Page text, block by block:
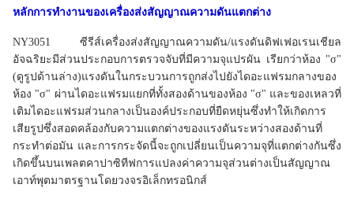
หลักการทำงานของเครื่องส่งสัญญาณความดันแตกต่าง
NY3051 ซีรีส์เครื่องส่งสัญญาณความดัน/แรงดันดิฟเฟอเรนเชียล
อัจฉริยะมีส่วนประกอบการตรวจจับที่มีความจุแปรผัน เรียกว่าห้อง "σ"
(ดูรูปด้านล่าง)แรงดันในกระบวนการถูกส่งไปยังไดอะแฟรมกลางของ
ห้อง "σ" ผ่านไดอะแฟรมแยกที่ทั้งสองด้านของห้อง "σ" และของเหลวที่
เติมไดอะแฟรมส่วนกลางเป็นองค์ประกอบที่ยืดหยุ่นซึ่งทำให้เกิดการ
เสียรูปซึ่งสอดคล้องกับความแตกต่างของแรงดันระหว่างสองด้านที่
กระทำต่อมัน และการกระจัดนี้จะถูกเปลี่ยนเป็นความจุที่แตกต่างกันซึ่ง
เกิดขึ้นบนเพลตคาปาซิทีฟการแปลงค่าความจุส่วนต่างเป็นสัญญาณ
เอาท์พุตมาตรฐานโดยวงจรอิเล็กทรอนิกส์